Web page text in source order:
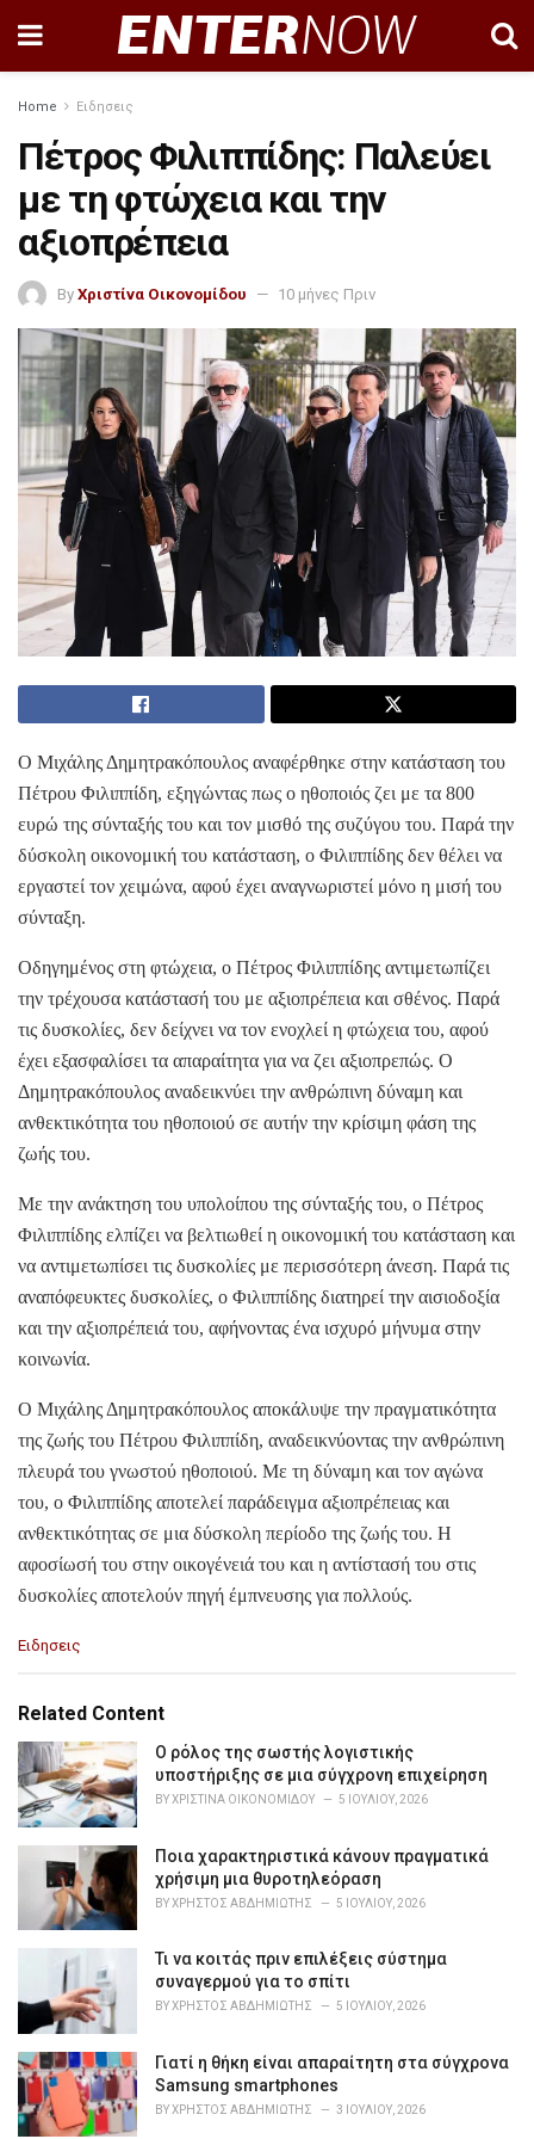
Home Ειδησεις
Πέτρος Φιλιππίδης: Παλεύει
με τη φτώχεια και την
αξιοπρέπεια
By Χριστίνα Οικονομίδου 10 μήνες Πριν
Ο Μιχάλης Δημητρακόπουλος αναφέρθηκε στην κατάσταση του
Πέτρου Φιλιππίδη, εξηγώντας πως ο ηθοποιός ζει με τα 800
ευρώ της σύνταξής του και τον μισθό της συζύγου του. Παρά την
δύσκολη οικονομική του κατάσταση, ο Φιλιππίδης δεν θέλει να
εργαστεί τον χειμώνα, αφού έχει αναγνωριστεί μόνο η μισή του
σύνταξη.
Οδηγημένος στη φτώχεια, ο Πέτρος Φιλιππίδης αντιμετωπίζει
την τρέχουσα κατάστασή του με αξιοπρέπεια και σθένος. Παρά
τις δυσκολίες, δεν δείχνει να τον ενοχλεί η φτώχεια του, αφού
έχει εξασφαλίσει τα απαραίτητα για να ζει αξιοπρεπώς. Ο
Δημητρακόπουλος αναδεικνύει την ανθρώπινη δύναμη και
ανθεκτικότητα του ηθοποιού σε αυτήν την κρίσιμη φάση της
ζωής του.
Με την ανάκτηση του υπολοίπου της σύνταξής του, ο Πέτρος
Φιλιππίδης ελπίζει να βελτιωθεί η οικονομική του κατάσταση και
να αντιμετωπίσει τις δυσκολίες με περισσότερη άνεση. Παρά τις
αναπόφευκτες δυσκολίες, ο Φιλιππίδης διατηρεί την αισιοδοξία
και την αξιοπρέπειά του, αφήνοντας ένα ισχυρό μήνυμα στην
κοινωνία.
Ο Μιχάλης Δημητρακόπουλος αποκάλυψε την πραγματικότητα
της ζωής του Πέτρου Φιλιππίδη, αναδεικνύοντας την ανθρώπινη
πλευρά του γνωστού ηθοποιού. Με τη δύναμη και τον αγώνα
του, ο Φιλιππίδης αποτελεί παράδειγμα αξιοπρέπειας και
ανθεκτικότητας σε μια δύσκολη περίοδο της ζωής του. Η
αφοσίωσή του στην οικογένειά του και η αντίστασή του στις
δυσκολίες αποτελούν πηγή έμπνευσης για πολλούς.
C
e
o
r
i
e
Ειδησεις
Related Content
Ο ρόλος της σωστής λογιστικής
υποστήριξης σε μια σύγχρονη επιχείρηση
BYΧΡΙΣΤΊΝΑ ΟΙΚΟΝΟΜΊΔΟΥ 5 ΙΟΥΛΊΟΥ, 2026
Ποια χαρακτηριστικά κάνουν πραγματικά
χρήσιμη μια θυροτηλεόραση
BYΧΡΉΣΤΟΣ ΑΒΔΗΜΙΏΤΗΣ 5 ΙΟΥΛΊΟΥ, 2026
Τι να κοιτάς πριν επιλέξεις σύστημα
συναγερμού για το σπίτι
BYΧΡΉΣΤΟΣ ΑΒΔΗΜΙΏΤΗΣ 5 ΙΟΥΛΊΟΥ, 2026
Γιατί η θήκη είναι απαραίτητη στα σύγχρονα
Samsung smartphones
BYΧΡΉΣΤΟΣ ΑΒΔΗΜΙΏΤΗΣ 3 ΙΟΥΛΊΟΥ, 2026